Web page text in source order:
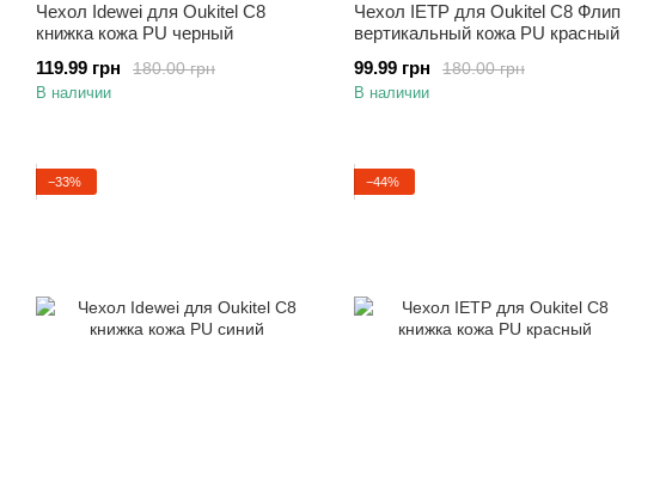
Чехол Idewei для Oukitel C8
книжка кожа PU черный
180.00 грн
119.99 грн
В наличии
Чехол IETP для Oukitel C8 Флип
вертикальный кожа PU красный
180.00 грн
99.99 грн
В наличии
−33% −44%